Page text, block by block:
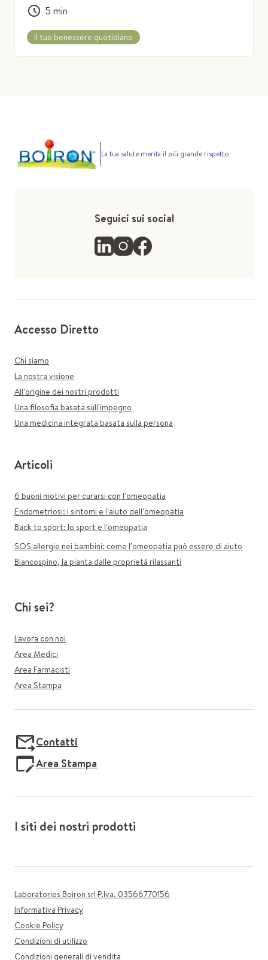
5 min
Il tuo benessere quotidiano
La tua salute merita il più grande rispetto
Seguici sui social
Accesso Diretto
Chi siamo
La nostra visione
All'origine dei nostri prodotti
Una filosofia basata sull'impegno
Una medicina integrata basata sulla persona
Articoli
6 buoni motivi per curarsi con l'omeopatia
Endometriosi: i sintomi e l'aiuto dell'omeopatia
Back to sport: lo sport e l'omeopatia
SOS allergie nei bambini: come l'omeopatia può essere di aiuto
Biancospino, la pianta dalle proprietà rilassanti
Chi sei?
Lavora con noi
Area Medici
Area Farmacisti
Area Stampa
Contatti
Area Stampa
I siti dei nostri prodotti
Laboratories Boiron srl P.Iva. 03566770156
Informativa Privacy
Cookie Policy
Condizioni di utilizzo
Condizioni generali di vendita